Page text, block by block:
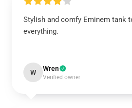
Stylish and comfy Eminem tank
everything.
W Wren
Verified owner